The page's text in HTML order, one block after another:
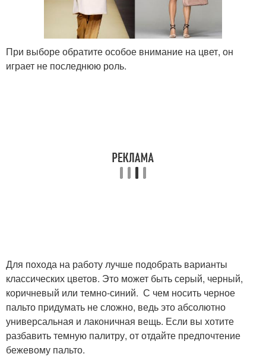
При выборе обратите особое внимание на цвет, он
играет не последнюю роль.
Для похода на работу лучше подобрать варианты
классических цветов. Это может быть серый, черный,
коричневый или темно-синий. С чем носить черное
пальто придумать не сложно, ведь это абсолютно
универсальная и лаконичная вещь. Если вы хотите
разбавить темную палитру, от отдайте предпочтение
бежевому пальто.